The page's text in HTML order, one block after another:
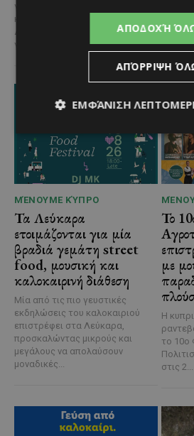
γεμάτη παράδοση, μουσική, χορό
και αυθεντικές γεύσεις στον
Δελίκηπο!
Το κρητικό
γλέντι,...
ΜΈΝΟΥΜΕ ΚΎΠΡΟ
Τα Λεύκαρα
ετοιμάζονται για μία
βραδιά γεμάτη street
food, μουσική και
καλοκαιρινή διάθεση
Μία από τις πιο γευστικές
εκδηλώσεις του καλοκαιριού
επιστρέφει στα Λεύκαρα,
προσκαλώντας μικρούς και
μεγάλους να απολαύσουν
μοναδικές...
Το
με
Η
το 10ο
στις 2...
ΑΠΟΔΟΧΉ
ΑΠΌΡΡΙΨΗ
ΕΜΦΆΝΙΣΗ